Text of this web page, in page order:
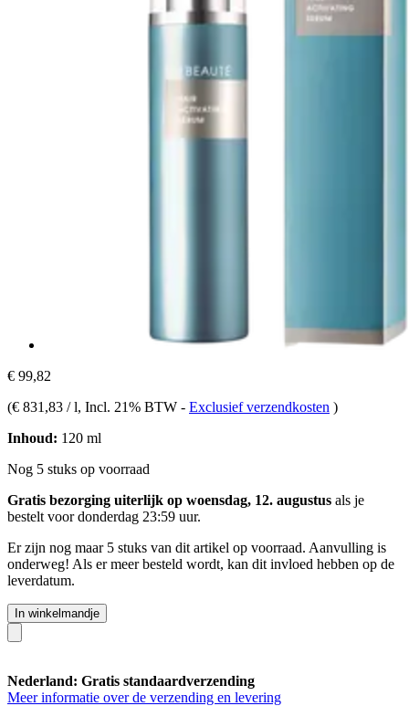
€ 99,82
(€ 831,83 / l, Incl. 21% BTW - Exclusief verzendkosten )
Inhoud: 120 ml
Nog 5 stuks op voorraad
Gratis bezorging uiterlijk op woensdag, 12. augustus als je
bestelt voordonderdag 23:59 uur.
Er zijn nog maar 5 stuks van dit artikel op voorraad. Aanvulling is
onderweg! Als er meer besteld wordt, kan dit invloed hebben op de
leverdatum.
In winkelmandje
Nederland: Gratis standaardverzending
Meer informatie over de verzending en levering